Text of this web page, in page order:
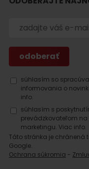
súhlasím so
informovania o
info.
súhlasím s
prevádzkovateľom
marketingu. Viac info.
Táto stránka je chránená
Google.
Ochrana súkromia -